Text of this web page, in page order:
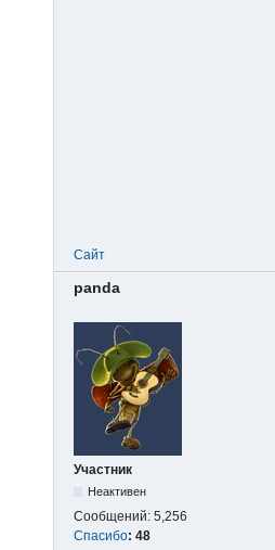
Сайт
panda
Участник
Неактивен
Сообщений: 5,256
Спасибо: 48